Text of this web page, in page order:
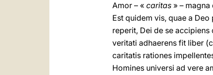
Amor – « caritas » –
Est quidem vis, quae a
reperit, Dei de se
veritati adhaerens fit liber
caritatis rationes
Homines universi ad vere